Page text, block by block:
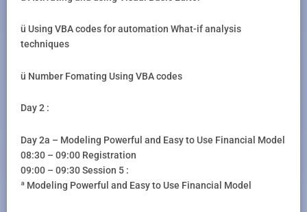
ü Using VBA codes for automation What-if analysis
techniques
ü Number Fomating Using VBA codes
Day 2 :
Day 2a – Modeling Powerful and Easy to Use Financial Model
08:30 – 09:00 Registration
09:00 – 09:30 Session 5 :
ª Modeling Powerful and Easy to Use Financial Model